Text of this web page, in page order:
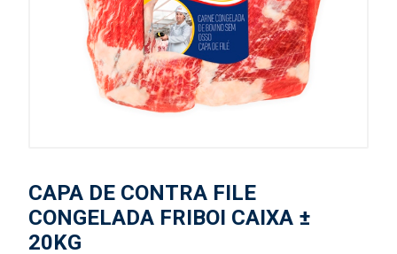
CAPA DE CONTRA FILE
CONGELADA FRIBOI CAIXA ±
20KG